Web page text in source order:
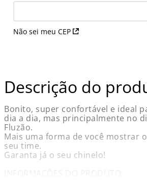
Não sei meu CEP
Descrição do
Bonito, super confortável e ideal
dia a dia, mas principalmente no
Fluzão.
Mais uma forma de você mostrar
seu time.
Garanta já o seu chinelo!